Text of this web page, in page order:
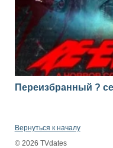
Переизбранный ?
Вернуться к началу
© 2026 TVdates